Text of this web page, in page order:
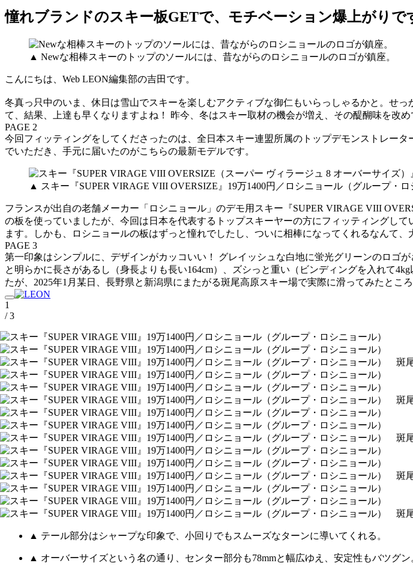
憧れブランドのスキー板GETで、モチベーション爆上がりで
▲ Newな相棒スキーのトップのソールには、昔ながらのロシニョールのロゴが鎮座。
こんにちは、Web LEON編集部の吉田です。
冬真っ只中のいま、休日は雪山でスキーを楽しむアクティブな御仁もいらっしゃるかと。せ
て、結果、上達も早くなりますよね！ 昨今、冬はスキー取材の機会が増え、その醍醐味を改
PAGE 2
今回フィッティングをしてくださったのは、全日本スキー連盟所属のトップデモンストレー
でいただき、手元に届いたのがこちらの最新モデルです。
▲ スキー『SUPER VIRAGE VIII OVERSIZE』19万1400円／ロシニョール（グループ・ロ
フランスが出自の老舗メーカー「ロシニョール」のデモ用スキー『SUPER VIRAGE VIII
の板を使っていましたが、今回は日本を代表するトップスキーヤーの方にフィッティングし
ます。しかも、ロシニョールの板はずっと憧れでしたし、ついに相棒になってくれるなんて、
PAGE 3
第一印象はシンプルに、デザインがカッコいい！ グレイッシュな白地に蛍光グリーンのロゴ
と明らかに長さがあるし（身長よりも長い164cm）、ズシっと重い（ビンディングを入れて
たが、2025年1月某日、長野県と新潟県にまたがる斑尾高原スキー場で実際に滑ってみたとこ
1
/ 3
▲ テール部分はシャープな印象で、小回りでもスムーズなターンに導いてくれる。
▲ オーバーサイズという名の通り、センター部分も78mmと幅広ゆえ、安定性もバツグン